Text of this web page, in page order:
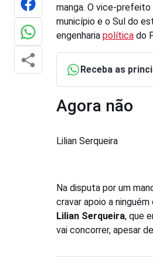
manga. O vice-prefeito
município e o Sul do
engenharia política do
Receba as
Agora não
Lilian Serqueira
Na disputa por um
cravar apoio a
Lilian Serqueira, que
vai concorrer, apesar